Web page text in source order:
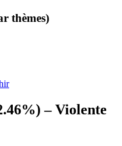
thèmes)
– Violente